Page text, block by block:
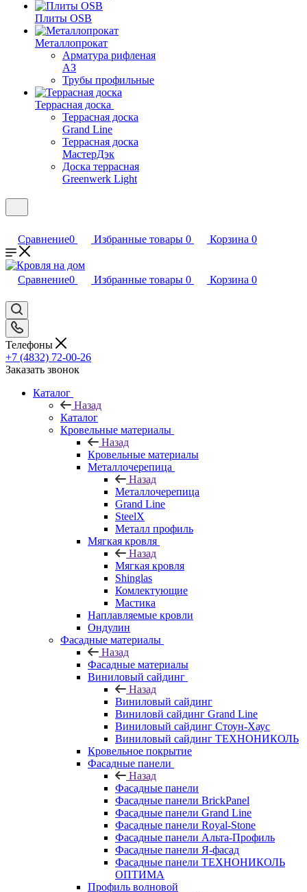
Плиты OSB
Металлопрокат
Арматура рифленая
АЗ
Трубы профильные
Террасная доска
Террасная доска
Grand Line
Террасная доска
МастерДэк
Доска террасная
Greenwerk Light
Сравнение0 Избранные товары 0 Корзина 0
Сравнение0 Избранные товары 0 Корзина 0
Телефоны
+7 (4832) 72-00-26
Заказать звонок
Каталог
Назад
Каталог
Кровельные материалы
Назад
Кровельные материалы
Металлочерепица
Назад
Металлочерепица
Grand Line
SteelX
Металл профиль
Мягкая кровля
Назад
Мягкая кровля
Shinglas
Комлектующие
Мастика
Наплавляемые кровли
Ондулин
Фасадные материалы
Назад
Фасадные материалы
Виниловый сайдинг
Назад
Виниловый сайдинг
Виниловй сайдинг Grand Line
Виниловый сайдинг Стоун-Хаус
Виниловый сайдинг ТЕХНОНИКОЛЬ
Кровельное покрытие
Фасадные панели
Назад
Фасадные панели
Фасадные панели BrickPanel
Фасадные панели Grand Line
Фасадные панели Royal-Stone
Фасадные панели Альта-Профиль
Фасадные панели Я-фасад
Фасадные панели ТЕХНОНИКОЛЬ
ОПТИМА
Профиль волновой